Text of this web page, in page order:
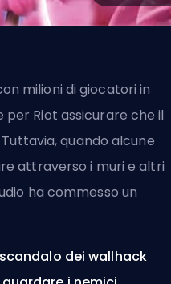
milioni di giocatori in
per Riot assicurare che il
quando alcune
attraverso i muri e altri
ha commesso un
dei wallhack